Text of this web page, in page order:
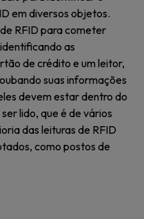
em diversos objetos.
RFID para cometer
as
de crédito e um leitor,
suas informações
devem estar dentro do
lido, que é de vários
das leituras de RFID
como postos de